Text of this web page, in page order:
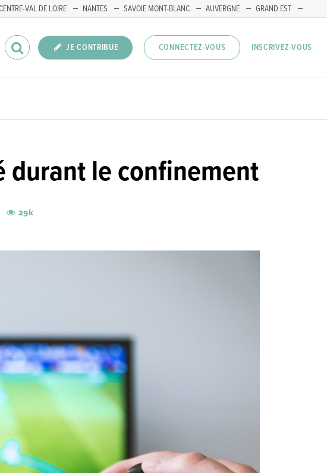
VAL DE LOIRE NANTES SAVOIE MONT-BLANC AUVERGNE
GRAND EST
JE CONTRIBUE CONNECTEZ-VOUS INSCRIVEZ-VOUS
durant le confinement
29k